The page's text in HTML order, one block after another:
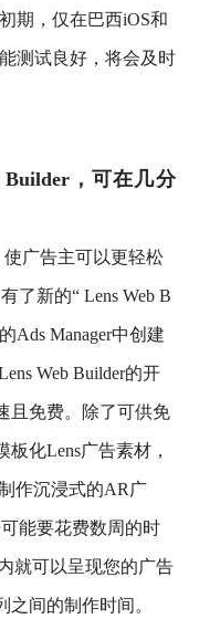
期，仅在巴西iOS和
测试良好，将会及时
Builder，可在几分
使广告主可以更轻松
了新的“ Lens Web B
Ads Manager中创建
Web Builder的开
且免费。除了可供免
化Lens广告素材，
作沉浸式的AR广
能要花费数周的时
就可以呈现您的广告
间的制作时间。